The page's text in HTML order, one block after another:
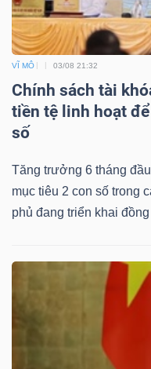
VĨ MÔ 03/08 21:32
Chính sách tài
tiền tệ linh hoạt
số
Tăng trưởng 6 tháng
mục tiêu 2 con số trong
phủ đang triển khai